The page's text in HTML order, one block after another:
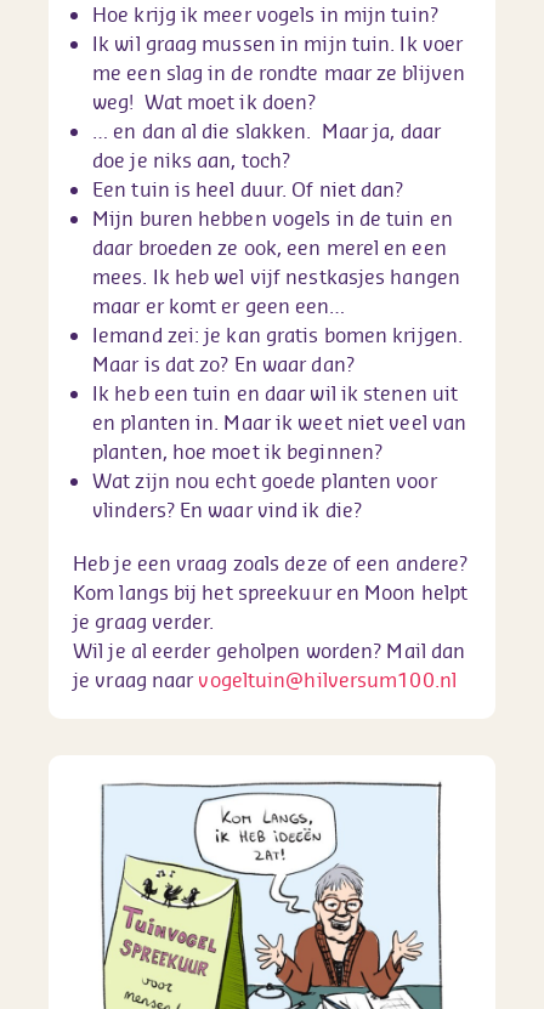
Hoe krijg ik meer vogels in mijn tuin?
Ik wil graag mussen in mijn tuin. Ik voer
me een slag in de rondte maar ze blijven
weg! Wat moet ik doen?
… en dan al die slakken. Maar ja, daar
doe je niks aan, toch?
Een tuin is heel duur. Of niet dan?
Mijn buren hebben vogels in de tuin en
daar broeden ze ook, een merel en een
mees. Ik heb wel vijf nestkasjes hangen
maar er komt er geen een…
Iemand zei: je kan gratis bomen krijgen.
Maar is dat zo? En waar dan?
Ik heb een tuin en daar wil ik stenen uit
en planten in. Maar ik weet niet veel van
planten, hoe moet ik beginnen?
Wat zijn nou echt goede planten voor
vlinders? En waar vind ik die?
Heb je een vraag zoals deze of een andere?
Kom langs bij het spreekuur en Moon helpt
je graag verder.
Wil je al eerder geholpen worden? Mail dan
je vraag naarvogeltuin@hilversum100.nl